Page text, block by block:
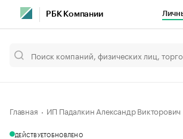
РБК Компании
Главная ИП Падалкин Александр Викторович
ДЕЙСТВУЕТОБНОВЛЕНО